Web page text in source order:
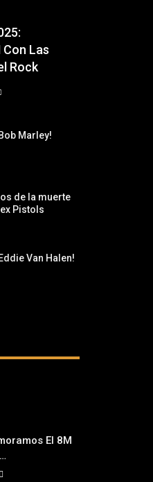
Las
Rock
Marley!
de la muerte
Pistols
Van Halen!
El 8M